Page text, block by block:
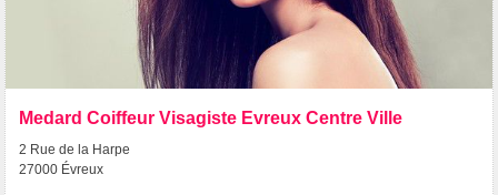
Medard Coiffeur Visagiste Evreux Centre Ville
2 Rue de la Harpe
27000 Évreux